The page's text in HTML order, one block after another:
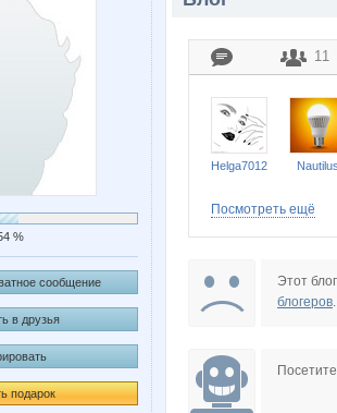
%
сообщение
в друзья
подарок
11
Helga7012
Посмотреть ещё
Этот
блогеров.